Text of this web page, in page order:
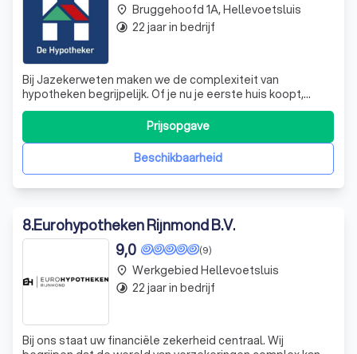
Bij Jazekerweten maken we de complexiteit van
hypotheken begrijpelijk. Of je nu je eerste huis koopt,
verhuist of je huidige hypotheek wilt oversluiten, wij
bieden inzicht met onze korte video's. We behandelen
thema's zoals besparen op maandlasten, verduurzaming
van je woning en de aflossingsvrije h
Beschikbaarheid
Prijsopgave
place Bruggehoofd 1A, Hellevoetsluis
timelapse 22 jaar in bedrijf
8.Eurohypotheken Rijnmond B.V.
(9)
9,0
Bij ons staat uw financiële zekerheid centraal. Wij
place Werkgebied Hellevoetsluis
timelapse 22 jaar in bedrijf